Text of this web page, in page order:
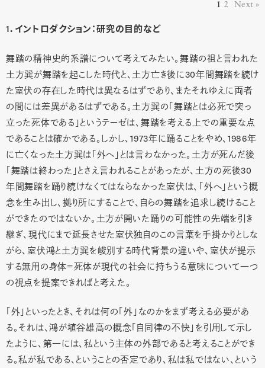
Next
1 2
1．イントロダクション：研究の目的など
舞踏の精神史的系譜について考えてみたい。舞踏の祖と言われた
土方巽が舞踏を起こした時代と、土方亡き後に30年間舞踏を続け
た室伏の存在した時代は異なるはずであり、またそれゆえに両者
の間には差異があるはずである。土方巽の「舞踏とは必死で突っ
立った死体である」というテーゼは、舞踏を考える上での重要な点
であることは確かである。しかし、1973年に踊ることをやめ、1986年
に亡くなった土方巽は「外へ」とは言わなかった。土方が死んだ後
「舞踏は終わった」とさえ言われることがあったが、土方の死後30
年間舞踏を踊り続けなくてはならなかった室伏は、「外へ」という概
念を生み出し、拠り所にすることで、自らの舞踏を追求し続けること
ができたのではないか。土方が開いた踊りの可能性の先端を引き
継ぎ、現代にまで延長させた室伏独自のこの言葉を手掛かりとしな
がら、室伏鴻と土方巽を峻別する時代背景の違いや、室伏が提示
する無用の身体＝死体が現代の社会に持ちうる意味について一つ
の視点を提案できればと考えた。
「外」といったとき、それは何の「外」なのかをまず考える必要があ
る。それは、鴻が埴谷雄高の概念「自同律の不快」を引用して示し
たように、第一には、私という主体の外部であると考えることができ
る。私が私である、ということの否定であり、私は私ではない、という